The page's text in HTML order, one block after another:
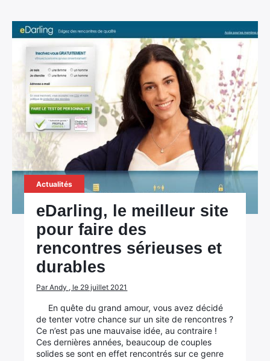
Actualités
eDarling, le meilleur site
pour faire des
rencontres sérieuses et
durables
Par Andy , le 29 juillet 2021
En quête du grand amour, vous avez décidé
de tenter votre chance sur un site de rencontres ?
Ce n’est pas une mauvaise idée, au contraire !
Ces dernières années, beaucoup de couples
solides se sont en effet rencontrés sur ce genre